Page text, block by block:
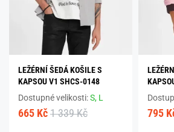
LEŽÉRNÍ ŠEDÁ KOŠILE S
KAPSOU V1 SHCS-0148
Dostupné velikosti:S, L
665 Kč 1 339 Kč 795